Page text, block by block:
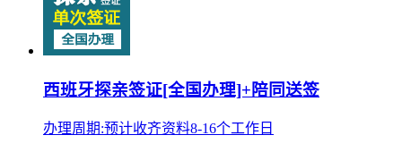
西班牙探亲签证[全国办理]+陪同送签
办理周期:预计收齐资料8-16个工作日